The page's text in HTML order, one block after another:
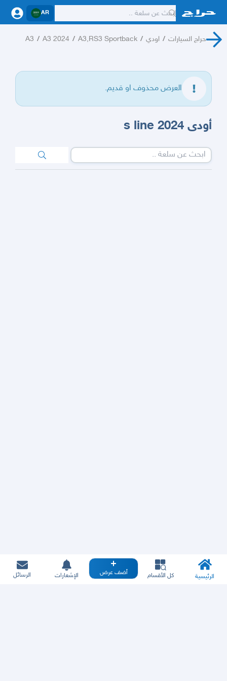
AR
حراج السيارات / اودي /
A3,RS3 Sportback
/
A3 2024
/
A3
العرض محذوف او قديم.
أودى 2024 s line
الرئيسية كل الأقسام أضف عرض الإشعارات الرسائل